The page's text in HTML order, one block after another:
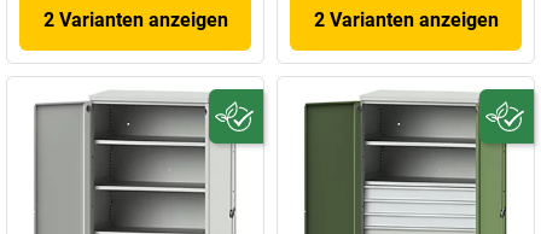
2 Varianten anzeigen 2 Varianten anzeigen